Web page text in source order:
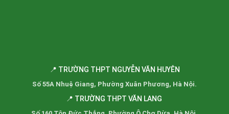
📍 TRƯỜNG THPT NGUYỄN VĂN HUYÊN
Số 55A Nhuệ Giang, Phường Xuân Phương, Hà Nội.
📍 TRƯỜNG THPT VĂN LANG